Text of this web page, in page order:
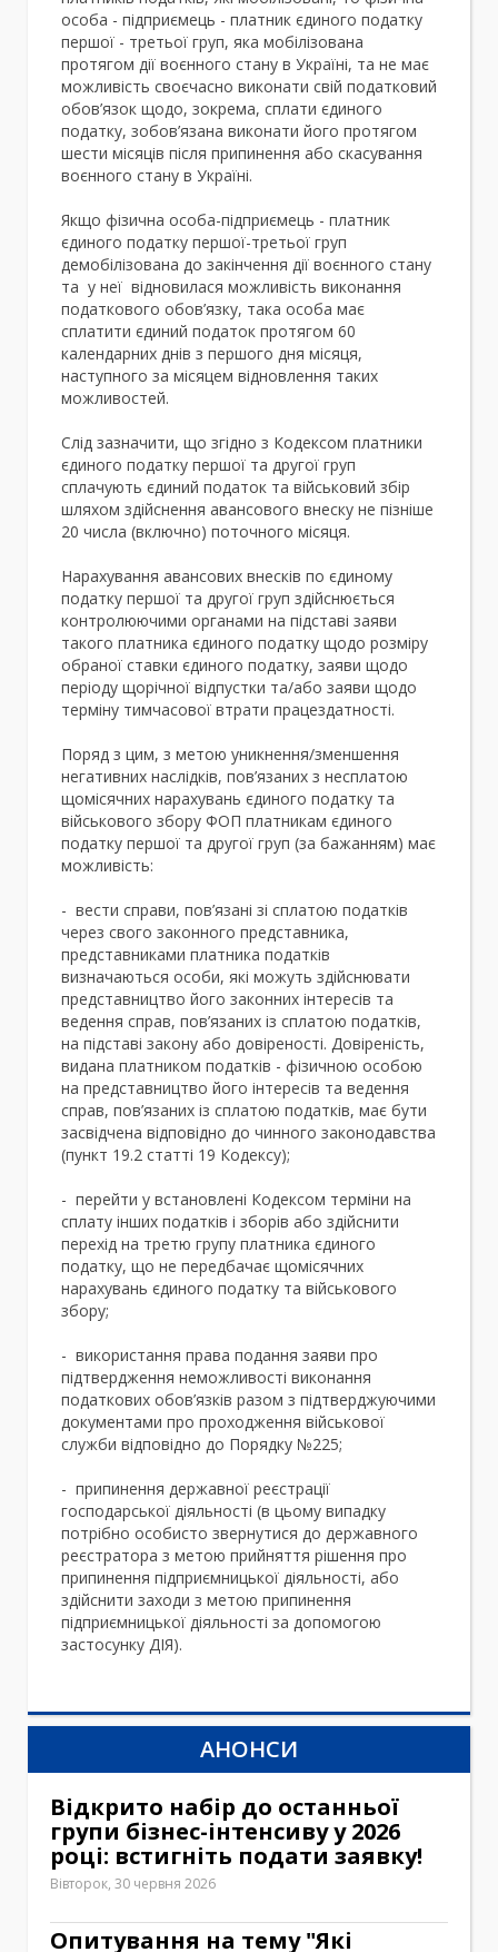
особа - підприємець - платник єдиного податку
першої - третьої груп, яка мобілізована
протягом дії воєнного стану в Україні, та не має
можливість своєчасно виконати свій податковий
обов’язок щодо, зокрема, сплати єдиного
податку, зобов’язана виконати його протягом
шести місяців після припинення або скасування
воєнного стану в Україні.
Якщо фізична особа-підприємець - платник
єдиного податку першої-третьої груп
демобілізована до закінчення дії воєнного стану
та у неї відновилася можливість виконання
податкового обов’язку, така особа має
сплатити єдиний податок протягом 60
календарних днів з першого дня місяця,
наступного за місяцем відновлення таких
можливостей.
Слід зазначити, що згідно з Кодексом платники
єдиного податку першої та другої груп
сплачують єдиний податок та військовий збір
шляхом здійснення авансового внеску не пізніше
20 числа (включно) поточного місяця.
Нарахування авансових внесків по єдиному
податку першої та другої груп здійснюється
контролюючими органами на підставі заяви
такого платника єдиного податку щодо розміру
обраної ставки єдиного податку, заяви щодо
періоду щорічної відпустки та/або заяви щодо
терміну тимчасової втрати працездатності.
Поряд з цим, з метою уникнення/зменшення
негативних наслідків, пов’язаних з несплатою
щомісячних нарахувань єдиного податку та
військового збору ФОП платникам єдиного
податку першої та другої груп (за бажанням) має
можливість:
- вести справи, пов’язані зі сплатою податків
через свого законного представника,
представниками платника податків
визначаються особи, які можуть здійснювати
представництво його законних інтересів та
ведення справ, пов’язаних із сплатою податків,
на підставі закону або довіреності. Довіреність,
видана платником податків - фізичною особою
на представництво його інтересів та ведення
справ, пов’язаних із сплатою податків, має бути
засвідчена відповідно до чинного законодавства
(пункт 19.2 статті 19 Кодексу);
- перейти у встановлені Кодексом терміни на
сплату інших податків і зборів або здійснити
перехід на третю групу платника єдиного
податку, що не передбачає щомісячних
нарахувань єдиного податку та військового
збору;
- використання права подання заяви про
підтвердження неможливості виконання
податкових обов’язків разом з підтверджуючими
документами про проходження військової
служби відповідно до Порядку №225;
- припинення державної реєстрації
господарської діяльності (в цьому випадку
потрібно особисто звернутися до державного
реєстратора з метою прийняття рішення про
припинення підприємницької діяльності, або
здійснити заходи з метою припинення
підприємницької діяльності за допомогою
застосунку ДІЯ).
АНОНСИ
Відкрито набір до останньої
групи бізнес-інтенсиву у 2026
році: встигніть подати заявку!
Вівторок, 30 червня 2026
Опитування на тему "Які